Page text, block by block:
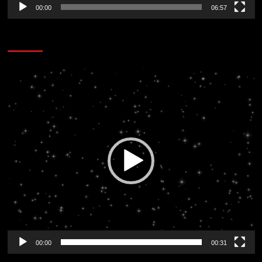
00:00 06:57
Reproductor
vídeo
00:00 00:31